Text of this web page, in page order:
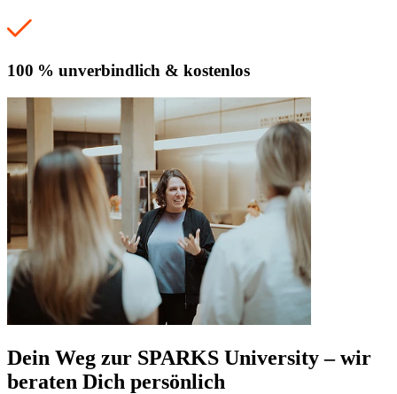
100 % unverbindlich & kostenlos
Dein Weg zur SPARKS University – wir
beraten Dich persönlich